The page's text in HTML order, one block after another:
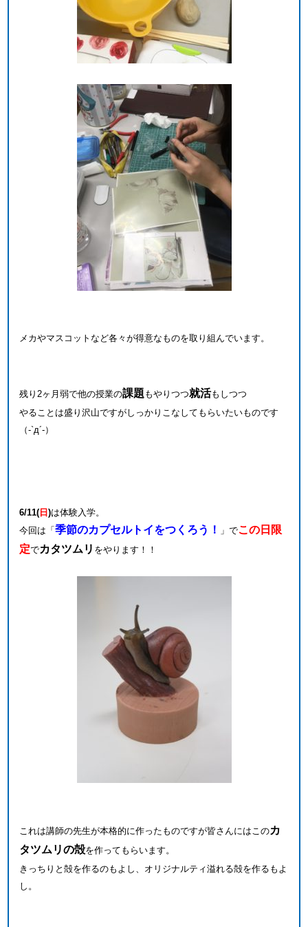
メカやマスコットなど各々が得意なものを取り組んでいます。
残り2ヶ月弱で他の授業の課題 もやりつつ就活もしつつ
やることは盛り沢山ですがしっかりこなしてもらいたいものです
（-`д´-）
6/11( 日)は体験入学。
今回は「季節のカプセルトイをつくろう！ 」でこの日限
定でカタツムリ をやります！！
これは講師の先生が本格的に作ったものですが皆さんにはこのカ
タツムリの殻を作ってもらいます。
きっちりと殻を作るのもよし、オリジナルティ溢れる殻を作るもよ
し。